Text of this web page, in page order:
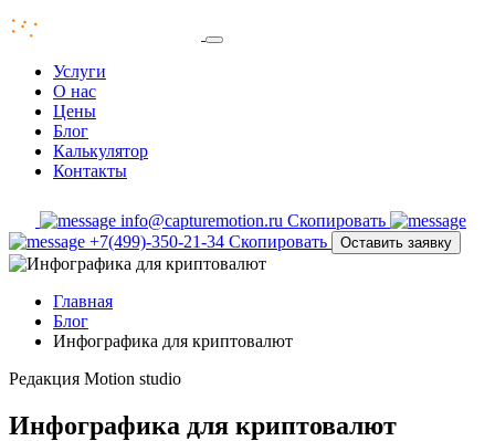
Услуги
О нас
Цены
Блог
Калькулятор
Контакты
info@capturemotion.ru Скопировать
+7(499)-350-21-34 Скопировать Оставить заявку
Главная
Блог
Инфографика для криптовалют
Редакция Motion studio
Инфографика для криптовалют